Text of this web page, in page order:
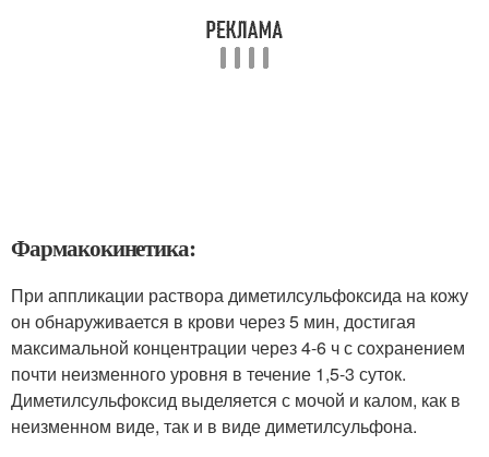
Фармакокинетика:
При аппликации раствора диметилсульфоксида на кожу
он обнаруживается в крови через 5 мин, достигая
максимальной концентрации через 4-6 ч с сохранением
почти неизменного уровня в течение 1,5-3 суток.
Диметилсульфоксид выделяется с мочой и калом, как в
неизменном виде, так и в виде диметилсульфона.